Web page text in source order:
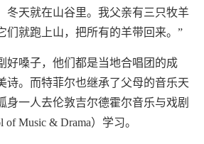
冬天就在山谷里。我父亲有三只牧羊
们就跑上山，把所有的羊带回来。”
好嗓子，他们都是当地合唱团的成
诗。而特菲尔也继承了父母的音乐天
身一人去伦敦吉尔德霍尔音乐与戏剧
of Music & Drama）学习。